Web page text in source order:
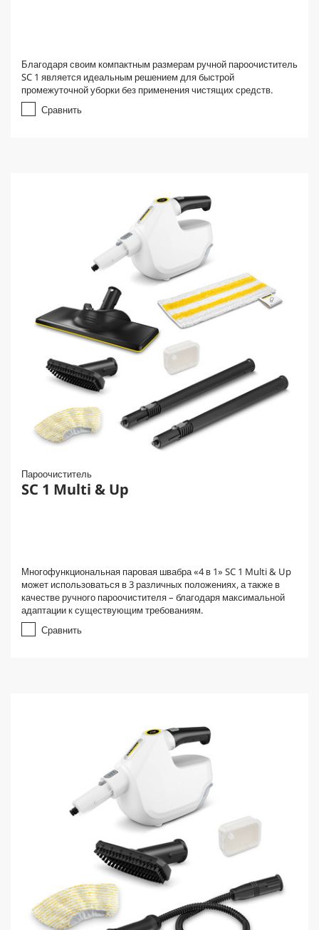
Благодаря своим компактным размерам ручной пароочиститель
SC 1 является идеальным решением для быстрой
промежуточной уборки без применения чистящих средств.
Сравнить
Пароочиститель
SC 1 Multi & Up
Многофункциональная паровая швабра «4 в 1» SC 1 Multi & Up
может использоваться в 3 различных положениях, а также в
качестве ручного пароочистителя – благодаря максимальной
адаптации к существующим требованиям.
Сравнить